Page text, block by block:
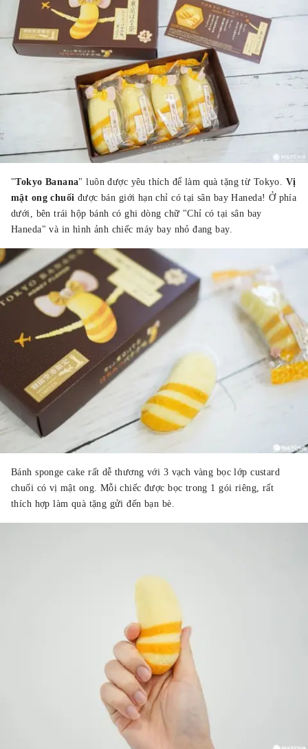
"Tokyo Banana" luôn được yêu thích để làm quà tặng từ Tokyo. Vị
mật ong chuối được bán giới hạn chỉ có tại sân bay Haneda! Ở phía
dưới, bên trái hộp bánh có ghi dòng chữ "Chỉ có tại sân bay
Haneda" và in hình ảnh chiếc máy bay nhỏ đang bay.
Bánh sponge cake rất dễ thương với 3 vạch vàng bọc lớp custard
chuối có vị mật ong. Mỗi chiếc được bọc trong 1 gói riêng, rất
thích hợp làm quà tặng gửi đến bạn bè.